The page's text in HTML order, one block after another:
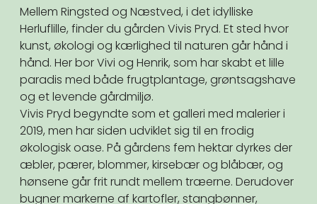
Mellem Ringsted og Næstved, i det idylliske
Herluflille, finder du gården Vivis Pryd. Et sted hvor
kunst, økologi og kærlighed til naturen går hånd i
hånd. Her bor Vivi og Henrik, som har skabt et lille
paradis med både frugtplantage, grøntsagshave
og et levende gårdmiljø.
Vivis Pryd begyndte som et galleri med malerier i
2019, men har siden udviklet sig til en frodig
økologisk oase. På gårdens fem hektar dyrkes der
æbler, pærer, blommer, kirsebær og blåbær, og
hønsene går frit rundt mellem træerne. Derudover
bugner markerne af kartofler, stangbønner,